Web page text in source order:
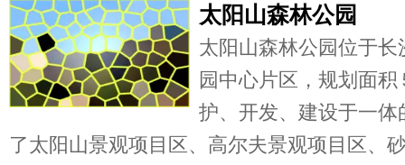
太阳山森林公园
太阳山森林公园位于
园中心片区，规划面
护、开发、建设于一
了太阳山景观项目区、高尔夫景观项目区、